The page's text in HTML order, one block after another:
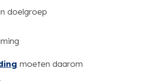
doelgroep
moeten daarom